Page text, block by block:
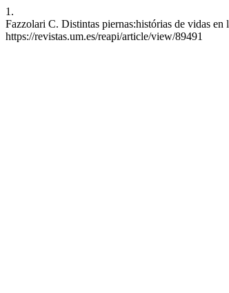
1.
Fazzolari C. Distintas piernas:histórias de vidas
https://revistas.um.es/reapi/article/view/89491